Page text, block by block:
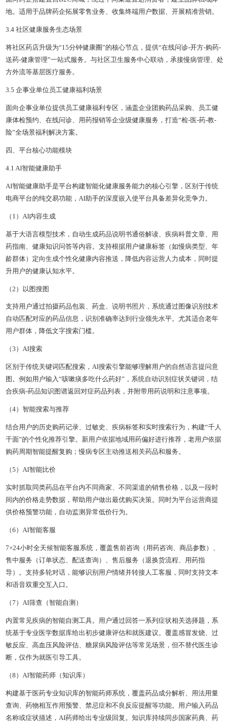
地。适用于品牌药企拓展零售业务、收集终端用户数据、开展精准营销。
3.4 社区健康服务生态场景
将社区药店升级为“15分钟健康圈”的核心节点，提供“在线问诊-开方-购药-
送药-健康管理”一站式服务。与社区卫生服务中心联动，承接慢病管理、处
方外流等基层医疗服务。
3.5 企事业单位员工健康福利场景
面向企事业单位提供员工健康福利专区，涵盖企业团购药品采购、员工健
康体检预约、在线问诊、用药报销等企业级健康服务，打造“检-医-药-教-
险”全场景福利解决方案。
四、平台核心功能模块
4.1 AI智能健康助手
AI智能健康助手是平台构建智能化健康服务能力的核心引擎，区别于传统
电商平台的纯交易功能，AI助手的深度嵌入使平台具备差异化竞争力。
（1）AI内容生成
基于大语言模型技术，自动生成药品说明书通俗解读、疾病科普文章、用
药指南、健康知识问答等内容。支持根据用户健康标签（如慢病类型、年
龄群体）定向生成个性化健康内容推送，降低内容运营人力成本，同时提
升用户的健康认知水平。
（2）以图搜图
支持用户通过拍摄药品包装、药盒、说明书照片，系统通过图像识别技术
自动匹配对应的药品信息，识别准确率达到行业领先水平。尤其适合老年
用户群体，降低文字搜索门槛。
（3）AI搜索
区别于传统关键词匹配搜索，AI搜索引擎能够理解用户的自然语言提问意
图。例如用户输入“咳嗽痰多吃什么药好”，系统自动识别症状关键词，结
合疾病-药品知识图谱返回对症药品列表，并附带用药说明和注意事项。
（4）智能搜索与推荐
结合用户的历史购药记录、过敏史、疾病标签和实时搜索行为，构建“千人
千面”的个性化推荐引擎。新用户依据地域用药偏好进行推荐，老用户依据
购药周期智能提醒复购；慢病专区主动推送相关药品和服务。
（5）AI智能比价
实时抓取同类药品在平台内不同商家、不同渠道的销售价格，以及一段时
间内的价格走势数据，帮助用户做出最优购买决策。同时为平台运营商提
供价格预警功能，自动监测异常低价行为。
（6）AI智能客服
7×24小时全天候智能客服系统，覆盖售前咨询（用药咨询、商品参数）、
售中服务（订单状态、配送查询）、售后服务（退换货流程、用药指
导）。支持多轮对话，能够识别用户情绪并转接人工客服，同时支持文本
和语音双重交互入口。
（7）AI筛查（智能自测）
内置常见疾病的智能自测工具。用户通过回答一系列症状相关选择题，系
统基于专业医学数据库给出初步健康评估和就医建议。覆盖感冒发烧、过
敏反应、高血压风险评估、糖尿病风险评估等常见场景，但不替代医生诊
断，仅作为就医引导工具。
（8）AI智能药师（知识库）
构建基于医药专业知识库的智能药师系统，覆盖药品成分解析、用法用量
查询、药物相互作用预警、禁忌症和不良反应提醒等功能。用户输入药品
名称或症状描述，AI药师给出专业级回复。知识库持续同步国家药典、药